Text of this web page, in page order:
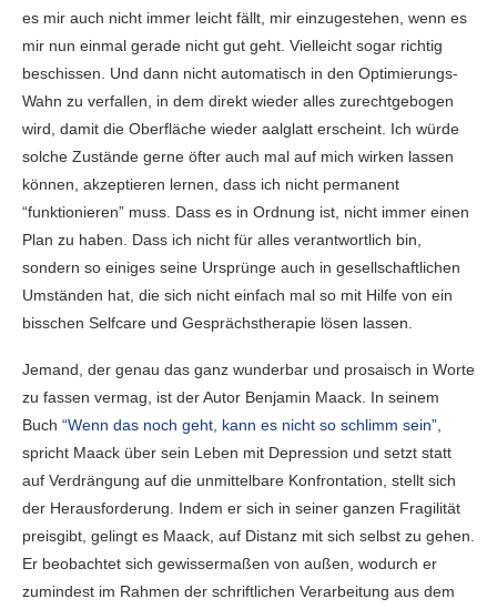
es mir auch nicht immer leicht fällt, mir einzugestehen, wenn es
mir nun einmal gerade nicht gut geht. Vielleicht sogar richtig
beschissen. Und dann nicht automatisch in den Optimierungs-
Wahn zu verfallen, in dem direkt wieder alles zurechtgebogen
wird, damit die Oberfläche wieder aalglatt erscheint. Ich würde
solche Zustände gerne öfter auch mal auf mich wirken lassen
können, akzeptieren lernen, dass ich nicht permanent
“funktionieren” muss. Dass es in Ordnung ist, nicht immer einen
Plan zu haben. Dass ich nicht für alles verantwortlich bin,
sondern so einiges seine Ursprünge auch in gesellschaftlichen
Umständen hat, die sich nicht einfach mal so mit Hilfe von ein
bisschen Selfcare und Gesprächstherapie lösen lassen.
Jemand, der genau das ganz wunderbar und prosaisch in Worte
zu fassen vermag, ist der Autor Benjamin Maack. In seinem
Buch “Wenn das noch geht, kann es nicht so schlimm sein”
spricht Maack über sein Leben mit Depression und setzt statt
auf Verdrängung auf die unmittelbare Konfrontation, stellt sich
der Herausforderung. Indem er sich in seiner ganzen Fragilität
preisgibt, gelingt es Maack, auf Distanz mit sich selbst zu gehen.
Er beobachtet sich gewissermaßen von außen, wodurch er
zumindest im Rahmen der schriftlichen Verarbeitung aus dem